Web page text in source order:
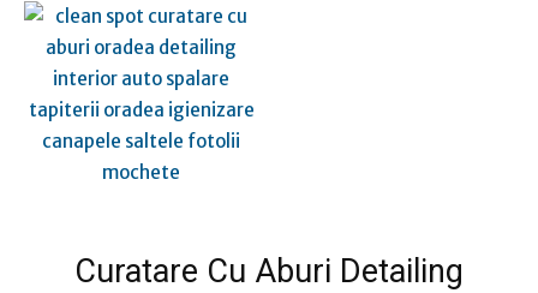
Curatare Cu Aburi Detailing